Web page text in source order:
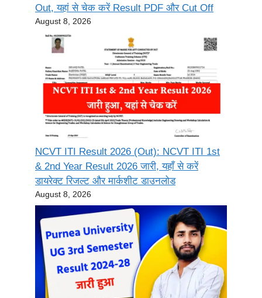
Out, यहां से चेक करें Result PDF और Cut Off
August 8, 2026
NCVT ITI Result 2026 (Out): NCVT ITI 1st
& 2nd Year Result 2026 जारी, यहाँ से करें
डायरेक्ट रिजल्ट और मार्कशीट डाउनलोड
August 8, 2026